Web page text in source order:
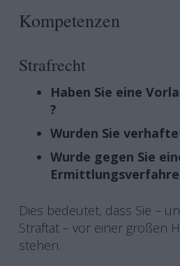
Kompetenzen
Strafrecht
Haben Sie eine
?
Wurden Sie
Wurde gegen Sie
Dies bedeutet, dass Sie –
Straftat – vor einer großen
stehen.